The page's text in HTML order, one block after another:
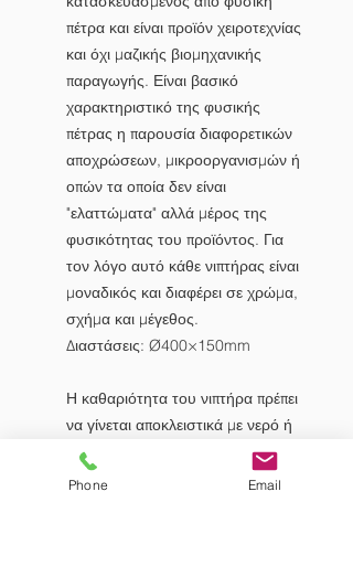
πέτρα και είναι προϊόν χειροτεχνίας
και όχι μαζικής βιομηχανικής
παραγωγής. Είναι βασικό
χαρακτηριστικό της φυσικής
πέτρας η παρουσία διαφορετικών
αποχρώσεων, μικροοργανισμών ή
οπών τα οποία δεν είναι
"ελαττώματα" αλλά μέρος της
φυσικότητας του προϊόντος. Για
τον λόγο αυτό κάθε νιπτήρας είναι
μοναδικός και διαφέρει σε χρώμα,
σχήμα και μέγεθος.
Διαστάσεις: Ø400×150mm
Η καθαριότητα του νιπτήρα πρέπει
να γίνεται αποκλειστικά με νερό ή
με πολύ ήπια καθαριστικά ειδικά για
φυσική πέτρα με βάση το νερό. Η
Phone Email